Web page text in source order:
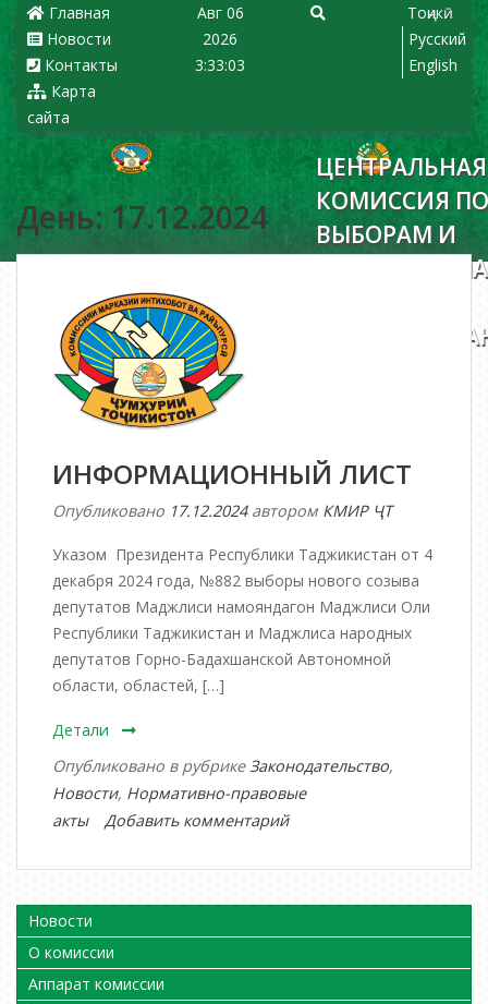
Главная
Новости
Контакты
Карта
сайта
Авг 06
2026
3:33:04
Тоҷикӣ
Русский
English
ЦЕНТРАЛЬНАЯ
КОМИССИЯ ПО
ВЫБОРАМ И
День: 17.12.2024
ИНФОРМАЦИОННЫЙ ЛИСТ
Опубликовано 17.12.2024автором КМИР ҶТ
Указом Президента Республики Таджикистан от 4
декабря 2024 года, №882 выборы нового созыва
депутатов Маджлиси намояндагон Маджлиси Оли
Республики Таджикистан и Маджлиса народных
депутатов Горно-Бадахшанской Автономной
области, областей, […]
Детали
Опубликовано в рубрикеЗаконодательство,
Новости, Нормативно-правовые
акты
Добавить комментарийк
ИНФОРМАЦИОННЫЙ
ЛИСТ
Новости
О комиссии
Аппарат комиссии